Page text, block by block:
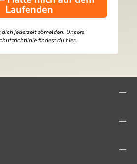
Laufenden
jederzeit abmelden. Unsere
findest du hier.